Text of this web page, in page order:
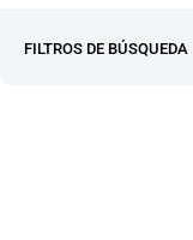
FILTROS DE BÚSQUEDA